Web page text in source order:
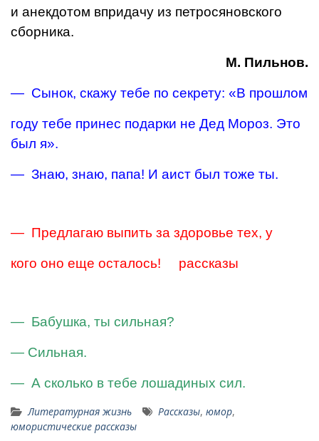
и анекдотом впридачу из петросяновского
сборника.
М. Пильнов.
— Сынок, скажу тебе по секрету: «В прошлом
году тебе принес подарки не Дед Мороз. Это
был я».
— Знаю, знаю, папа! И аист был тоже ты.
— Предлагаю выпить за здоровье тех, у
кого оно еще осталось! рассказы
— Бабушка, ты сильная?
— Сильная.
— А сколько в тебе лошадиных сил.
Литературная жизнь Рассказы, юмор,
юмористические рассказы